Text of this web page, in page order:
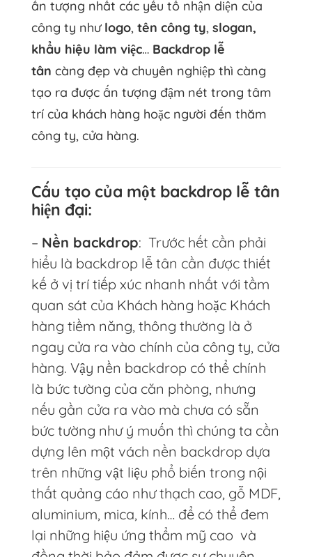
ấn tượng nhất các yếu tố nhận diện của
công ty như logo, tên công ty, slogan,
khẩu hiệu làm việc… Backdrop lễ
tân càng đẹp và chuyên nghiệp thì càng
tạo ra được ấn tượng đậm nét trong tâm
trí của khách hàng hoặc người đến thăm
công ty, cửa hàng.
Cấu tạo của một backdrop lễ tân
hiện đại:
– Nền backdrop: Trước hết cần phải
hiểu là backdrop lễ tân cần được thiết
kế ở vị trí tiếp xúc nhanh nhất với tầm
quan sát của Khách hàng hoặc Khách
hàng tiềm năng, thông thường là ở
ngay cửa ra vào chính của công ty, cửa
hàng. Vậy nền backdrop có thể chính
là bức tường của căn phòng, nhưng
nếu gần cửa ra vào mà chưa có sẵn
bức tường như ý muốn thì chúng ta cần
dựng lên một vách nền backdrop dựa
trên những vật liệu phổ biến trong nội
thất quảng cáo như thạch cao, gỗ MDF,
aluminium, mica, kính… để có thể đem
lại những hiệu ứng thẩm mỹ cao và